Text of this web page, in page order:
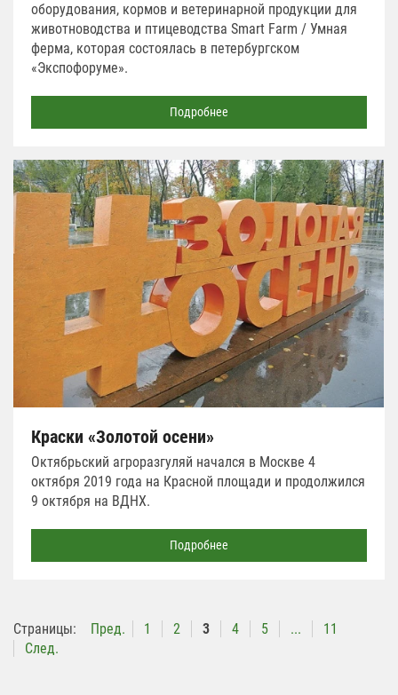
оборудования, кормов и ветеринарной продукции для
животноводства и птицеводства Smart Farm / Умная
ферма, которая состоялась в петербургском
«Экспофоруме».
Подробнее
Краски «Золотой осени»
Октябрьский агроразгуляй начался в Москве 4
октября 2019 года на Красной площади и продолжился
9 октября на ВДНХ.
Подробнее
Страницы: Пред. 1 2 3 4 5 ...
11
След.